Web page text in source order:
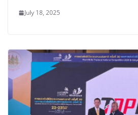
July 18, 2025